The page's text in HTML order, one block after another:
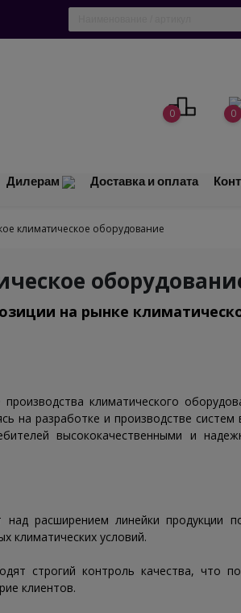
0 0
Дилерам Доставка и оплата
климатическое оборудование
на рынке
климатического
на разработке и производстве систем
высококачественными и
расширением линейки продукции
климатических условий.
строгий контроль качества, что
клиентов.